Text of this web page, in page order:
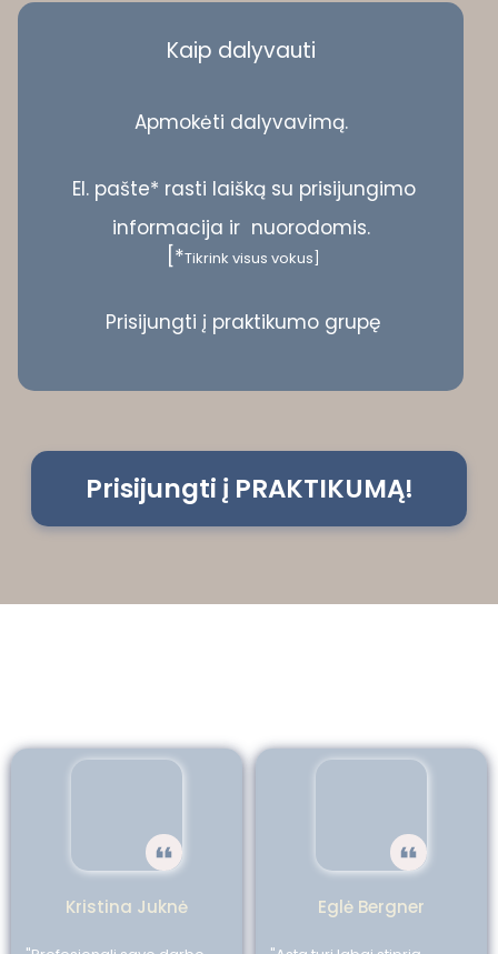
Kaip dalyvauti
Apmokėti dalyvavimą.
El. pašte* rasti laišką su prisijungimo
informacija ir nuorodomis.
[*Tikrink visus vokus]
Prisijungti į praktikumo grupę
Prisijungti į PRAKTIKUMĄ!
Kristina Juknė Eglė Bergner